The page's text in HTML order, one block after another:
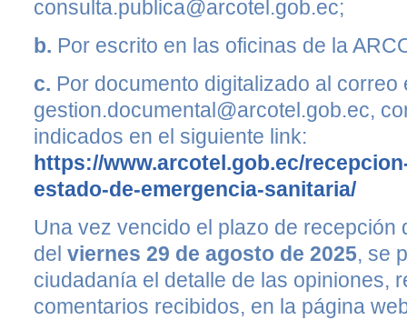
consulta.publica@arcotel.gob.ec;
b. Por escrito en las oficinas de la
c. Por documento digitalizado al correo
gestion.documental@arcotel.gob.ec,
indicados en el siguiente link:
https://www.arcotel.gob.ec/
estado-de-emergencia-sanitaria/
Una vez vencido el plazo de recepción
del viernes 29 de agosto de 2025, se
ciudadanía el detalle de las opiniones,
comentarios recibidos, en la página